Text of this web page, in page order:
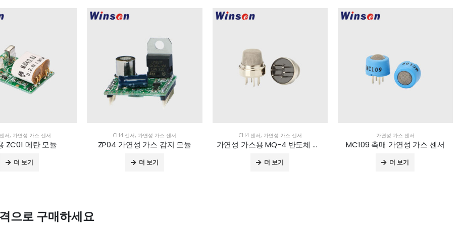
서, 가연성 가스 센서
ZC01 메탄 모듈
더 보기
CH4 센서, 가연성 가스 센서
ZP04 가연성 가스 감지 모듈
더 보기
CH4 센서, 가연성 가스 센서
가연성 가스용 MQ-4 반도체 센서
더 보기
가연성 가스 센서
MC109 촉매 가연성 가스 센서
더 보기
으로 구매하세요